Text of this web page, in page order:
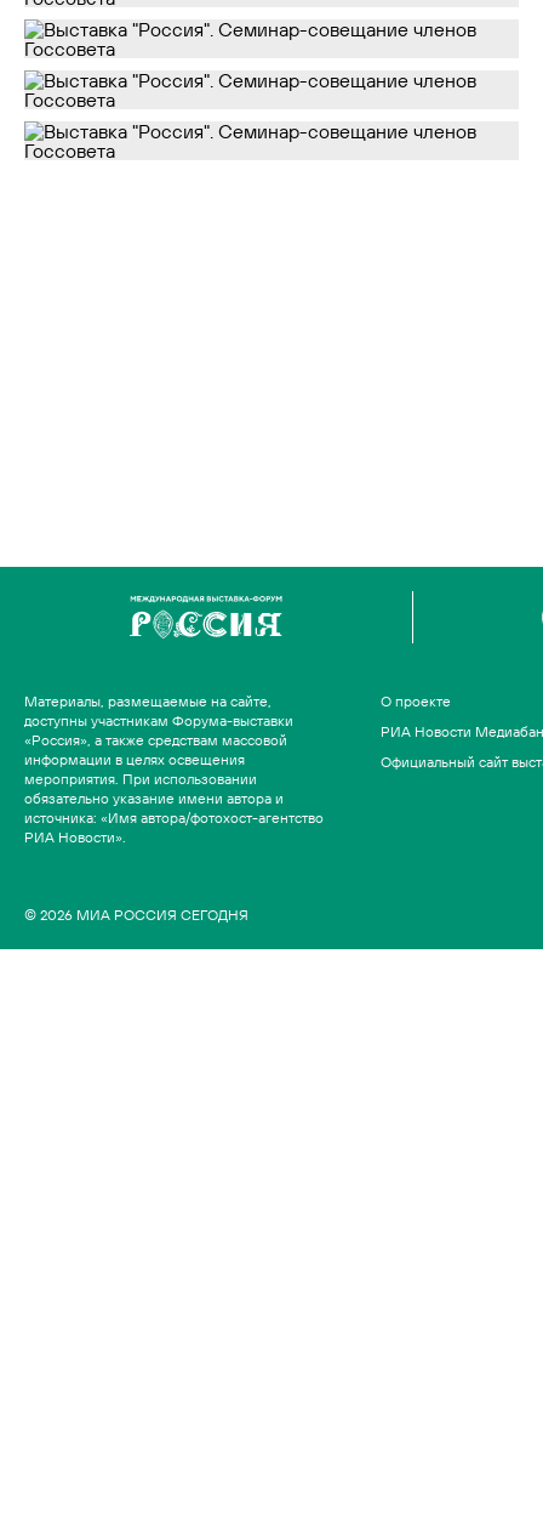
Материалы, размещаемые на сайте,
доступны участникам Форума-выставки
«Россия», а также средствам массовой
информации в целях освещения
мероприятия. При использовании
обязательно указание имени автора и
источника: «Имя автора/фотохост-агентство
РИА Новости».
О проекте
РИА Новости
Официальный сайт
© 2026 МИА РОССИЯ СЕГОДНЯ